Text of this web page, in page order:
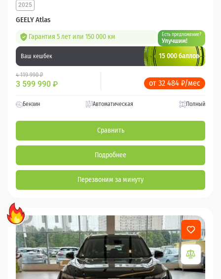
GEELY Atlas
2025
Гарантия 5 лет или 150 000 км Есть предложение?
Улучшим!
Ваш кешбек 15 000 баллов
4 119 990 ₽
3 599 990 ₽ от 32 484 ₽/мес
Бензин Автоматическая Полный
Сравнить
Подробнее
Перезвоним за минуту